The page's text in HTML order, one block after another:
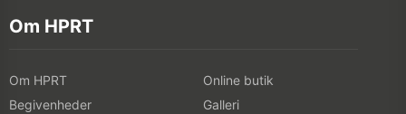
Om HPRT
Om HPRT
Online butik
Begivenheder
Galleri